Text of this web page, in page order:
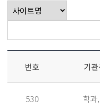
번호 기
530 학과